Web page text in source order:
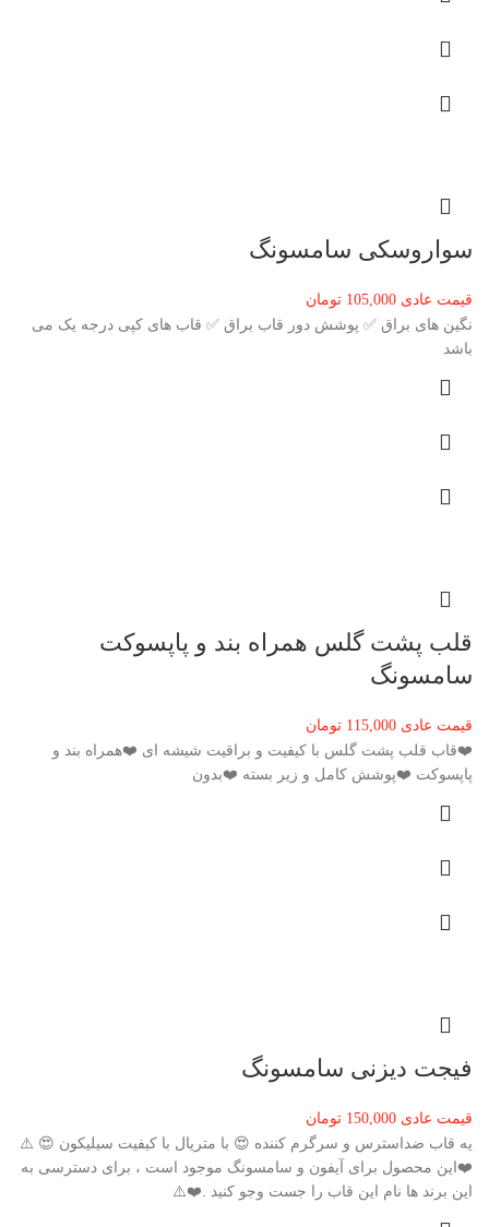
سواروسکی سامسونگ
قیمت عادی 105,000 تومان
نگین های براق ✅ پوشش دور قاب براق ✅ قاب های کپی درجه یک می
باشد
قلب پشت گلس همراه بند و پاپسوکت
سامسونگ
قیمت عادی 115,000 تومان
❤️قاب قلب پشت گلس با کیفیت و براقیت شیشه ای ❤️همراه بند و
پاپسوکت ❤️پوشش کامل و زیر بسته ❤️بدون
فیجت دیزنی سامسونگ
قیمت عادی 150,000 تومان
یه قاب ضداسترس و سرگرم کننده 😍 با متریال با کیفیت سیلیکون 😍 ⚠️
❤️این محصول برای آیفون و سامسونگ موجود است ، برای دسترسی به
این برند ها نام این قاب را جست وجو کنید .❤️⚠️